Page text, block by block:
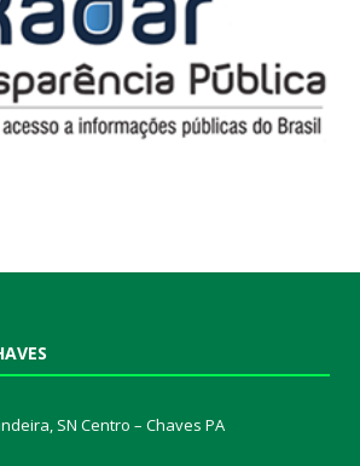
SN Centro – Chaves PA